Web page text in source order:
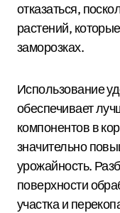
отказаться,
растений,
заморозках.
Использование
обеспечивает
компонентов в
значительно
урожайность.
поверхности
участка и